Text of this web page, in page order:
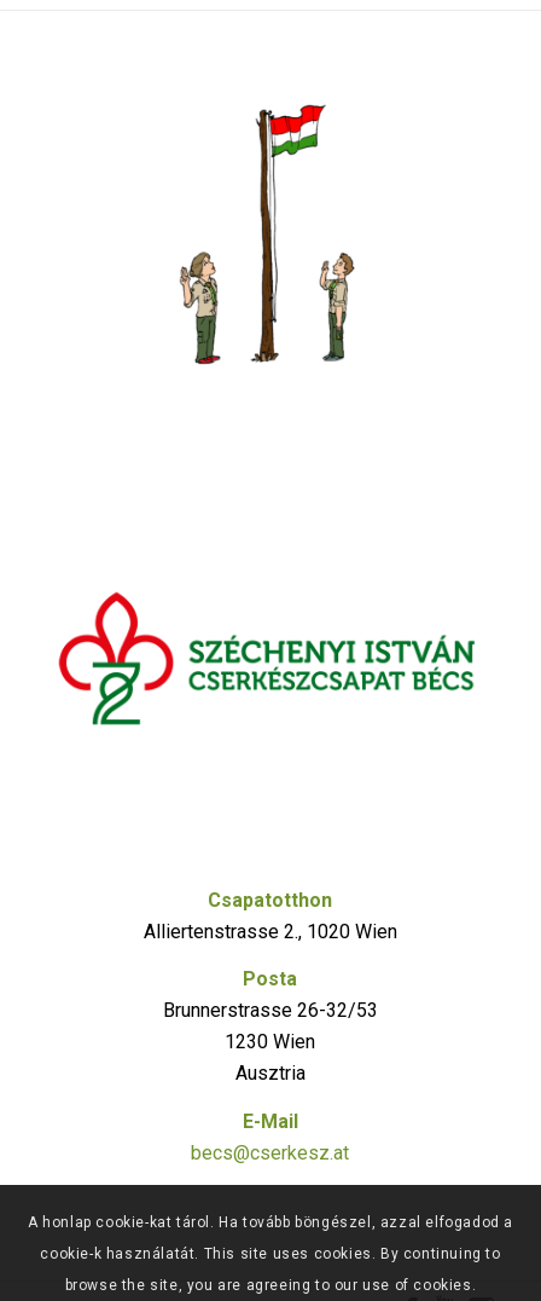
Csapatotthon
Alliertenstrasse 2., 1020 Wien
Posta
Brunnerstrasse 26-32/53
1230 Wien
Ausztria
E-Mail
becs@cserkesz.at
A honlap cookie-kat tárol. Ha tovább böngészel, azzal elfogadod a
cookie-k használatát. This site uses cookies. By continuing to
browse the site, you are agreeing to our use of cookies.